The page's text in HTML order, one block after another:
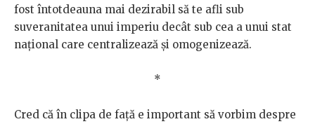
fost întotdeauna mai dezirabil să te afli sub
suveranitatea unui imperiu decât sub cea a unui stat
național care centralizează și omogenizează.
*
Cred că în clipa de față e important să vorbim despre